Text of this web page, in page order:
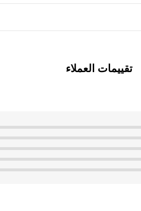
تقييمات العملاء